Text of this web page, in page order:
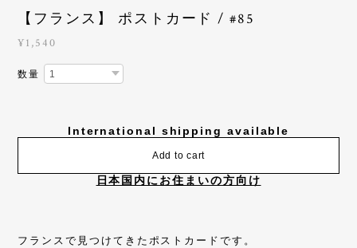
【フランス】 ポストカード / #85
¥1,540
数量
International shipping available
Add to cart
日本国内にお住まいの方向け
フランスで見つけてきたポストカードです。